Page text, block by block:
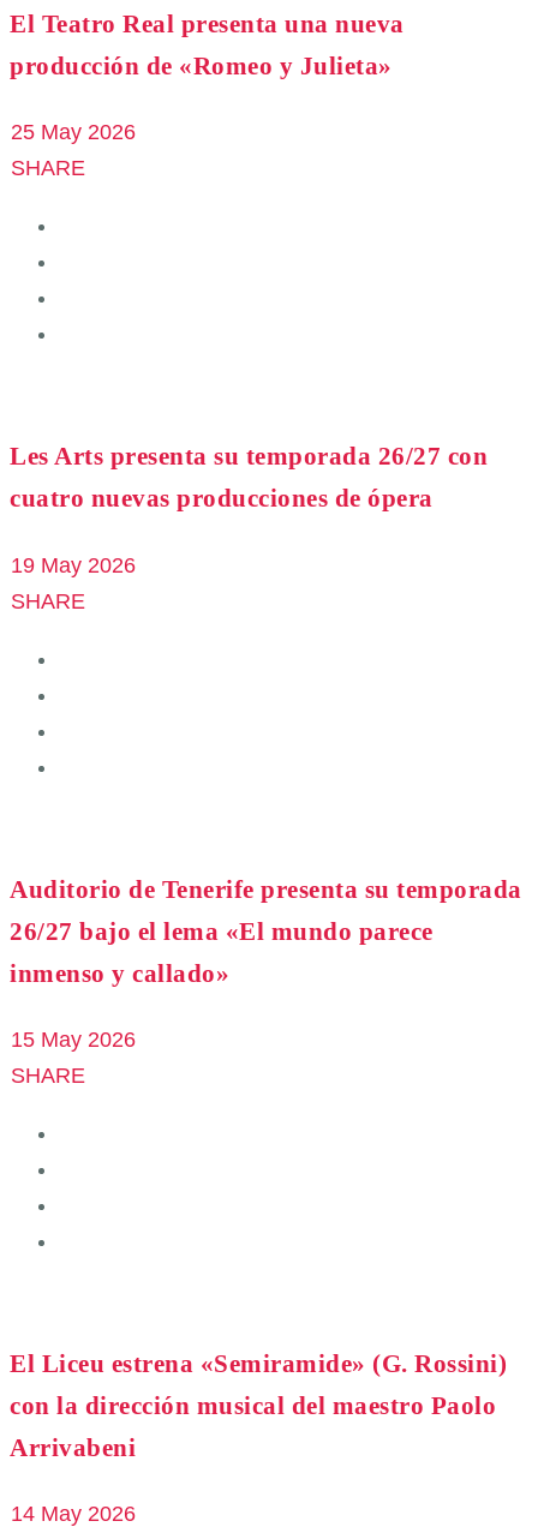
El Teatro Real presenta una nueva
producción de «Romeo y Julieta»
25 May 2026
SHARE
Les Arts presenta su temporada 26/27 con
cuatro nuevas producciones de ópera
19 May 2026
SHARE
Auditorio de Tenerife presenta su temporada
26/27 bajo el lema «El mundo parece
inmenso y callado»
15 May 2026
SHARE
El Liceu estrena «Semiramide» (G. Rossini)
con la dirección musical del maestro Paolo
Arrivabeni
14 May 2026